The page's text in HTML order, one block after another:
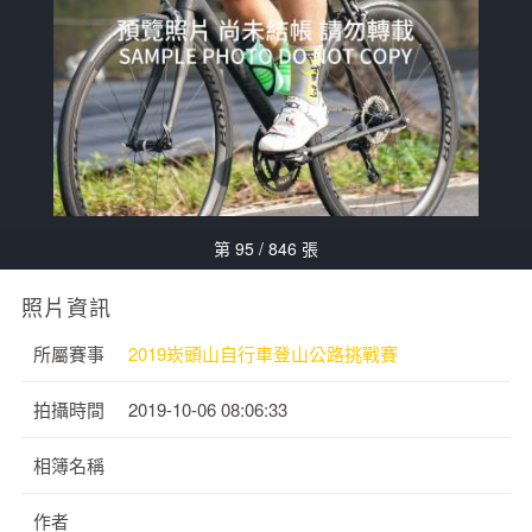
第 95 / 846 張
照片資訊
所屬賽事 2019崁頭山自行車登山公路挑戰賽
拍攝時間 2019-10-06 08:06:33
相簿名稱
作者